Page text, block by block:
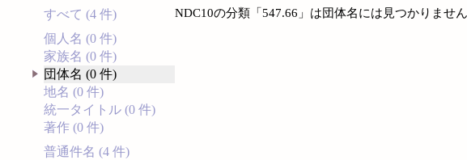
すべて (4 件)
個人名 (0 件)
家族名 (0 件)
団体名 (0 件)
地名 (0 件)
統一タイトル (0 件)
著作 (0 件)
普通件名 (4 件)
NDC10の分類「547.66」は団体名には見つかりません